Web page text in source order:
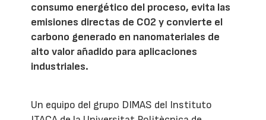
consumo energético del proceso, evita las
emisiones directas de CO2 y convierte el
carbono generado en nanomateriales de
alto valor añadido para aplicaciones
industriales.
Un equipo del grupo DIMAS del Instituto